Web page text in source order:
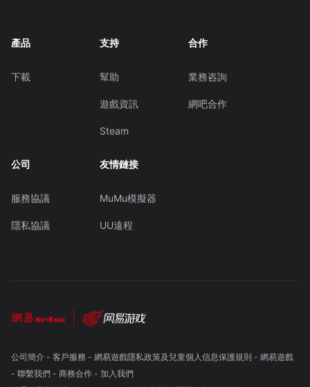
產品
下載
支持
幫助
遊戲資訊
Steam
合作
業務咨詢
網吧合作
公司
服務協議
隱私協議
友情鏈接
MuMu模擬器
UU遠程
公司簡介- 客戶服務 - 網易遊戲隱私政策及兒童個人信息保護規則 - 網易遊戲
- 聯繫我們- 商務合作- 加入我們